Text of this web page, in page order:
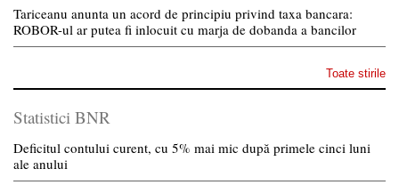
Tariceanu anunta un acord de principiu privind taxa bancara:
ROBOR-ul ar putea fi inlocuit cu marja de dobanda a bancilor
Toate stirile
Statistici BNR
Deficitul contului curent, cu 5% mai mic după primele cinci luni
ale anului